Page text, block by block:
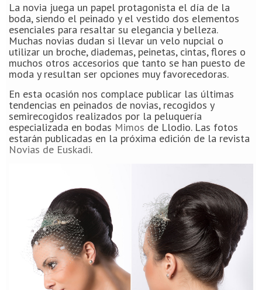
La novia juega un papel protagonista el día de la
boda, siendo el peinado y el vestido dos elementos
esenciales para resaltar su elegancia y belleza.
Muchas novias dudan si llevar un velo nupcial o
utilizar un broche, diademas, peinetas, cintas, flores o
muchos otros accesorios que tanto se han puesto de
moda y resultan ser opciones muy favorecedoras.
En esta ocasión nos complace publicar las últimas
tendencias en peinados de novias, recogidos y
semirecogidos realizados por la peluquería
especializada en bodas Mimos de Llodio. Las fotos
estarán publicadas en la próxima edición de la revista
Novias de Euskadi.